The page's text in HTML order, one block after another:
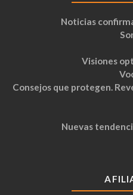
Noticias
Visiones
Consejos que protegen.
Nuevas